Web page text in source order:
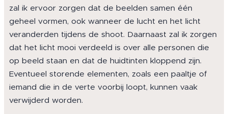
zal ik ervoor zorgen dat de beelden samen één
geheel vormen, ook wanneer de lucht en het licht
veranderden tijdens de shoot. Daarnaast zal ik zorgen
dat het licht mooi verdeeld is over alle personen die
op beeld staan en dat de huidtinten kloppend zijn.
Eventueel storende elementen, zoals een paaltje of
iemand die in de verte voorbij loopt, kunnen vaak
verwijderd worden.